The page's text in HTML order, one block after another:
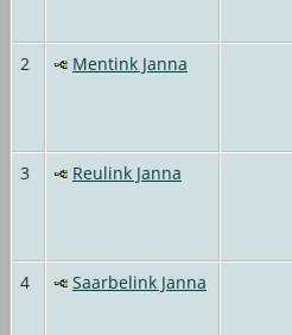
2 Mentink Janna
3 Reulink Janna
4 Saarbelink Janna